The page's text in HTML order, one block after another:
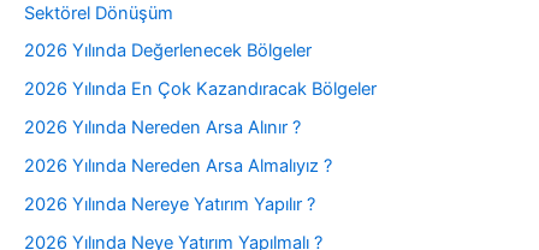
Sektörel Dönüşüm
2026 Yılında Değerlenecek Bölgeler
2026 Yılında En Çok Kazandıracak Bölgeler
2026 Yılında Nereden Arsa Alınır ?
2026 Yılında Nereden Arsa Almalıyız ?
2026 Yılında Nereye Yatırım Yapılır ?
2026 Yılında Neye Yatırım Yapılmalı ?